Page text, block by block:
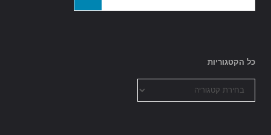
כל הקטגוריות
הקטגוריות